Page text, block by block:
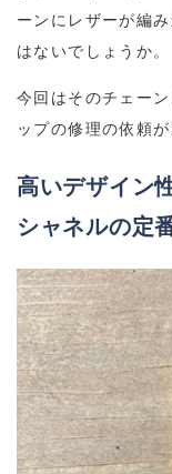
ーンにレザーが編
はないでしょうか。
今回はそのチェー
ップの修理の依頼
高いデザイン
シャネルの定